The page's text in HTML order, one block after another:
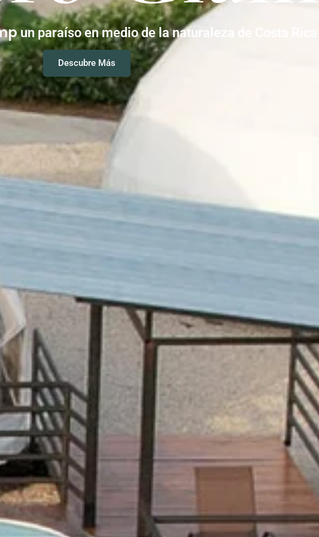
un paraíso en medio de la naturaleza de Costa Rica
Descubre Más